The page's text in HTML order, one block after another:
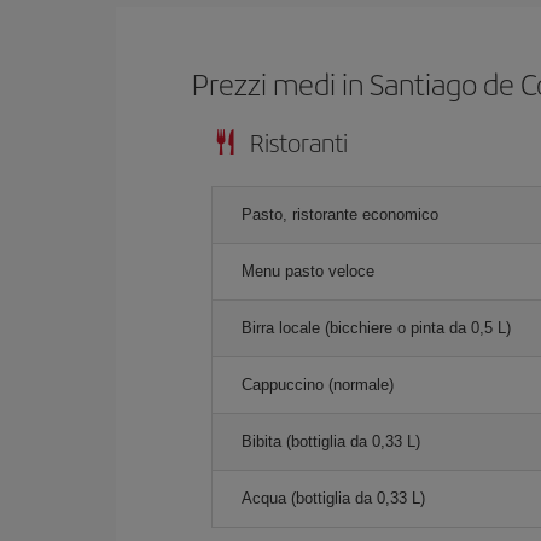
Prezzi medi in Santiago de
Ristoranti
Pasto, ristorante economico
Menu pasto veloce
Birra locale (bicchiere o pinta da 0,5 L)
Cappuccino (normale)
Bibita (bottiglia da 0,33 L)
Acqua (bottiglia da 0,33 L)